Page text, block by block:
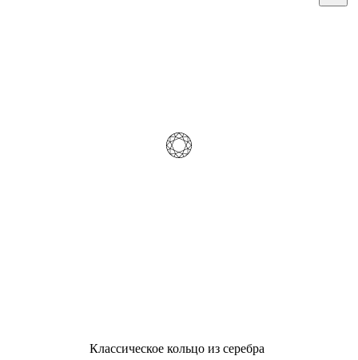
Классическое кольцо из серебра